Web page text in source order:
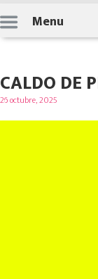
Skip
to
content
Menu
CALDO DE
Posted
26 octubre, 2025